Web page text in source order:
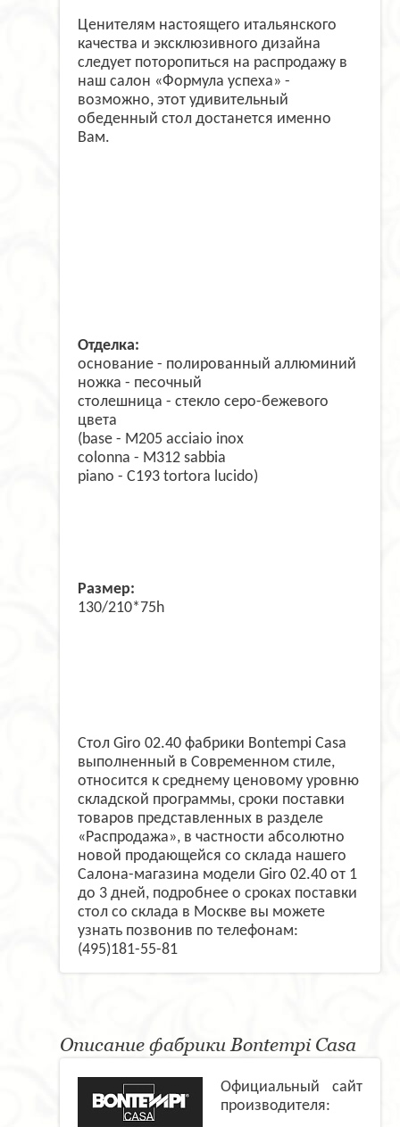
Ценителям настоящего итальянского
качества и эксклюзивного дизайна
следует поторопиться на распродажу в
наш салон «Формула успеха» -
возможно, этот удивительный
обеденный стол достанется именно
Вам.
Отделка:
основание - полированный аллюминий
ножка - песочный
столешница - стекло серо-бежевого
цвета
(base - M205 acciaio inox
colonna - M312 sabbia
piano - C193 tortora lucido)
Размер:
130/210*75h
Стол Giro 02.40 фабрики Bontempi Casa
выполненный в Современном стиле,
относится к среднему ценовому уровню
складской программы, сроки поставки
товаров представленных в разделе
«Распродажа», в частности абсолютно
новой продающейся со склада нашего
Салона-магазина модели Giro 02.40 от 1
до 3 дней, подробнее о сроках поставки
стол со склада в Москве вы можете
узнать позвонив по телефонам:
(495)181-55-81
Описание фабрики Bontempi Casa
Официальный сайт
производителя: